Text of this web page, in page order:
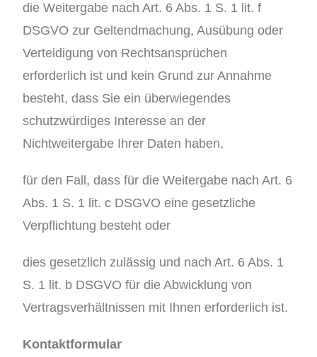
die Weitergabe nach Art. 6 Abs. 1 S. 1 lit. f
DSGVO zur Geltendmachung, Ausübung oder
Verteidigung von Rechtsansprüchen
erforderlich ist und kein Grund zur Annahme
besteht, dass Sie ein überwiegendes
schutzwürdiges Interesse an der
Nichtweitergabe Ihrer Daten haben,
für den Fall, dass für die Weitergabe nach Art. 6
Abs. 1 S. 1 lit. c DSGVO eine gesetzliche
Verpflichtung besteht oder
dies gesetzlich zulässig und nach Art. 6 Abs. 1
S. 1 lit. b DSGVO für die Abwicklung von
Vertragsverhältnissen mit Ihnen erforderlich ist.
Kontaktformular